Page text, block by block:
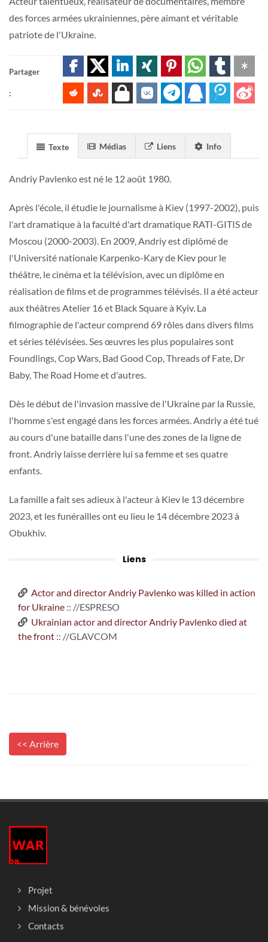
des forces armées ukrainiennes, père aimant et véritable
patriote de l'Ukraine.
Partager
:
Texte Médias Liens Info
Andriy Pavlenko est né le 12 août 1980.
Après l'école, il étudie le journalisme à Kiev (1997-2002), puis
l'art dramatique à la faculté d'art dramatique RATI-GITIS de
Moscou (2000-2003). En 2009, Andriy est diplômé de
l'Université nationale Karpenko-Kary de Kiev pour le
théâtre, le cinéma et la télévision, avec un diplôme en
réalisation de films et de programmes télévisés. Il a été acteur
aux théâtres Atelier 16 et Black Square à Kyiv. La
filmographie de l'acteur comprend 69 rôles dans divers films
et séries télévisées. Ses œuvres les plus populaires sont
Foundlings, Cop Wars, Bad Good Cop, Threads of Fate, Dr
Baby, The Road Home et d'autres.
Dès le début de l'invasion massive de l'Ukraine par la Russie,
l'homme s'est engagé dans les forces armées. Andriy a été tué
au cours d'une bataille dans l'une des zones de la ligne de
front. Andriy laisse derrière lui sa femme et ses quatre
enfants.
La famille a fait ses adieux à l'acteur à Kiev le 13 décembre
2023, et les funérailles ont eu lieu le 14 décembre 2023 à
Obukhiv.
Liens
Actor and director Andriy Pavlenko was killed in action
for Ukraine :: //ESPRESO
Ukrainian actor and director Andriy Pavlenko died at
the front :: //GLAVCOM
<< Arrière
Projet
Mission & bénévoles
Contacts